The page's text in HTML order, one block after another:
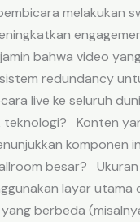
melakukan
bahwa video
redundancy
live ke seluruh
Konten
komponen
besar? Ukuran
layar
berbeda